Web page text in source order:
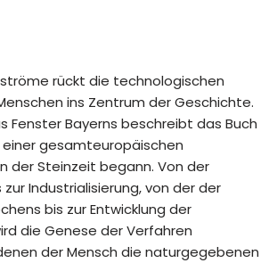
rückt die technologischen
ins Zentrum der Geschichte.
Fenster Bayerns beschreibt das Buch
einer gesamteuropäischen
der Steinzeit begann. Von der
Industrialisierung, von der der
bis zur Entwicklung der
die Genese der Verfahren
der Mensch die naturgegebenen